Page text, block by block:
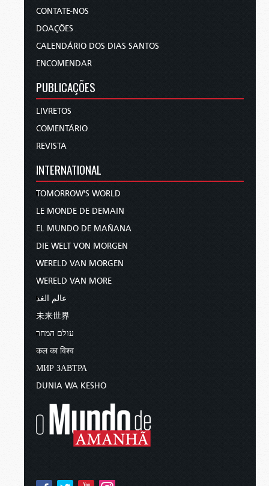
CONTATE-NOS
DOAÇÕES
CALENDÁRIO DOS DIAS SANTOS
ENCOMENDAR
PUBLICAÇÕES
LIVRETOS
COMENTÁRIO
REVISTA
INTERNATIONAL
TOMORROW'S WORLD
LE MONDE DE DEMAIN
EL MUNDO DE MAÑANA
DIE WELT VON MORGEN
WERELD VAN MORGEN
WERELD VAN MORE
عالم الغد
未来世界
עולם המחר
कल का विश्व
МИР ЗАВТРА
DUNIA WA KESHO